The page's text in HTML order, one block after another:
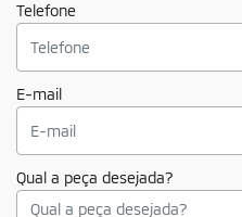
Telefone
E-mail
Qual a peça desejada?